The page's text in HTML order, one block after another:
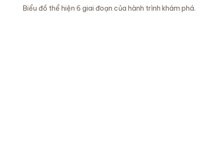
Biểu đồ thể hiện 6 giai đoạn của hành trình khám phá.